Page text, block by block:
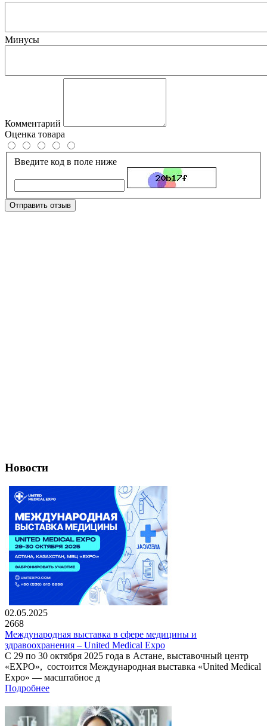
Минусы
Комментарий
Оценка товара
Введите код в поле ниже
Отправить отзыв
Новости
02.05.2025
2668
Международная выставка в сфере медицины и
здравоохранения – United Medical Expo
С 29 по 30 октября 2025 года в Астане, выставочный центр
«EXPO», состоится Международная выставка «United Medical
Expo» — масштабное д
Подробнее